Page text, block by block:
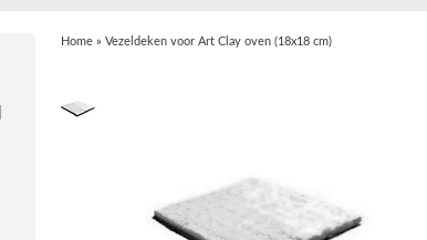
Home» Vezeldeken voor Art Clay oven (18x18 cm)